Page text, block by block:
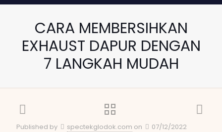
CARA MEMBERSIHKAN
EXHAUST DAPUR DENGAN
7 LANGKAH MUDAH
Published by spectekglodok.com on 07/12/2022